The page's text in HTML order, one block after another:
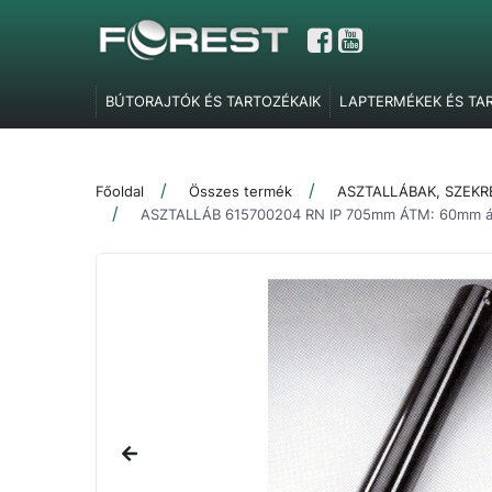
BÚTORAJTÓK ÉS TARTOZÉKAIK LAPTERMÉKEK ÉS
GARDRÓBELEMEK, POLCTARTÓK ÉS SZOBAI
SZERELVÉNYEK
IRODABÚTOR TARTOZÉKOK
Főoldal Összes termék ASZTALLÁBAK,
ASZTALLÁB 615700204 RN IP 705mm ÁTM: 60mm